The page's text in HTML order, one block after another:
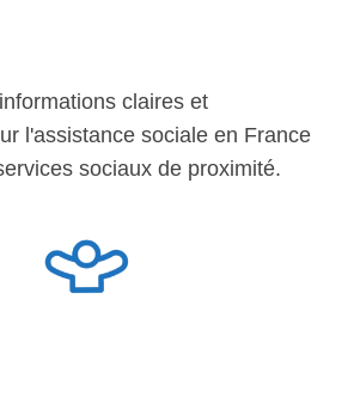
claires et
l'assistance sociale en France
sociaux de proximité.